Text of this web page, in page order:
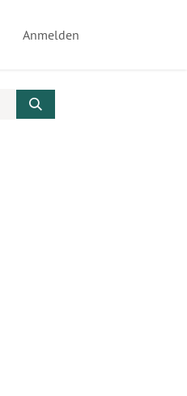
Anmelden